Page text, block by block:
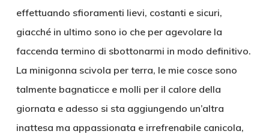
effettuando sfioramenti lievi, costanti e sicuri,
giacché in ultimo sono io che per agevolare la
faccenda termino di sbottonarmi in modo definitivo.
La minigonna scivola per terra, le mie cosce sono
talmente bagnaticce e molli per il calore della
giornata e adesso si sta aggiungendo un’altra
inattesa ma appassionata e irrefrenabile canicola,